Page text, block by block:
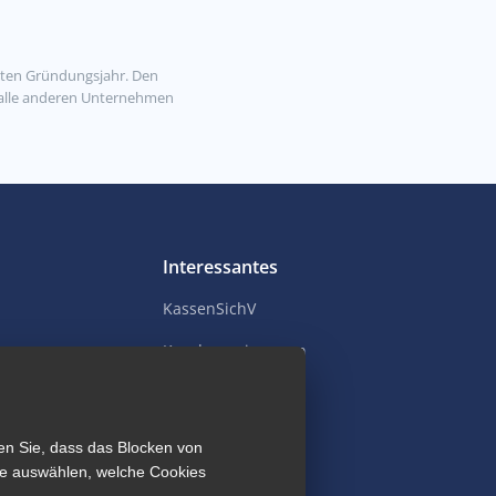
Gründungsjahr. Den
anderen Unternehmen
Interessantes
KassenSichV
Kundenmeinungen
Blog
Sie, dass das Blocken von
auswählen, welche Cookies